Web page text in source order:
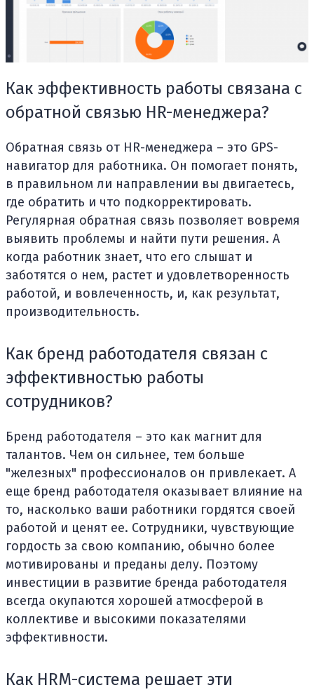
Как эффективность работы связана с
обратной связью HR-менеджера?
Обратная связь от HR-менеджера – это GPS-
навигатор для работника. Он помогает понять,
в правильном ли направлении вы двигаетесь,
где обратить и что подкорректировать.
Регулярная обратная связь позволяет вовремя
выявить проблемы и найти пути решения. А
когда работник знает, что его слышат и
заботятся о нем, растет и удовлетворенность
работой, и вовлеченность, и, как результат,
производительность.
Как бренд работодателя связан с
эффективностью работы
сотрудников?
Бренд работодателя – это как магнит для
талантов. Чем он сильнее, тем больше
"железных" профессионалов он привлекает. А
еще бренд работодателя оказывает влияние на
то, насколько ваши работники гордятся своей
работой и ценят ее. Сотрудники, чувствующие
гордость за свою компанию, обычно более
мотивированы и преданы делу. Поэтому
инвестиции в развитие бренда работодателя
всегда окупаются хорошей атмосферой в
коллективе и высокими показателями
эффективности.
Как HRM-система решает эти